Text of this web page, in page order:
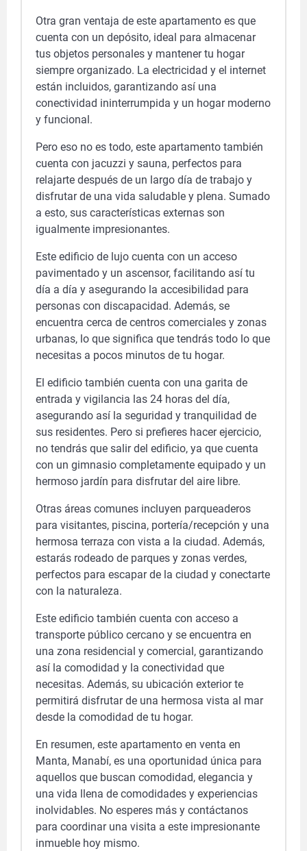
Otra gran ventaja de este apartamento es que
cuenta con un depósito, ideal para almacenar
tus objetos personales y mantener tu hogar
siempre organizado. La electricidad y el internet
están incluidos, garantizando así una
conectividad ininterrumpida y un hogar moderno
y funcional.
Pero eso no es todo, este apartamento también
cuenta con jacuzzi y sauna, perfectos para
relajarte después de un largo día de trabajo y
disfrutar de una vida saludable y plena. Sumado
a esto, sus características externas son
igualmente impresionantes.
Este edificio de lujo cuenta con un acceso
pavimentado y un ascensor, facilitando así tu
día a día y asegurando la accesibilidad para
personas con discapacidad. Además, se
encuentra cerca de centros comerciales y zonas
urbanas, lo que significa que tendrás todo lo que
necesitas a pocos minutos de tu hogar.
El edificio también cuenta con una garita de
entrada y vigilancia las 24 horas del día,
asegurando así la seguridad y tranquilidad de
sus residentes. Pero si prefieres hacer ejercicio,
no tendrás que salir del edificio, ya que cuenta
con un gimnasio completamente equipado y un
hermoso jardín para disfrutar del aire libre.
Otras áreas comunes incluyen parqueaderos
para visitantes, piscina, portería/recepción y una
hermosa terraza con vista a la ciudad. Además,
estarás rodeado de parques y zonas verdes,
perfectos para escapar de la ciudad y conectarte
con la naturaleza.
Este edificio también cuenta con acceso a
transporte público cercano y se encuentra en
una zona residencial y comercial, garantizando
así la comodidad y la conectividad que
necesitas. Además, su ubicación exterior te
permitirá disfrutar de una hermosa vista al mar
desde la comodidad de tu hogar.
En resumen, este apartamento en venta en
Manta, Manabí, es una oportunidad única para
aquellos que buscan comodidad, elegancia y
una vida llena de comodidades y experiencias
inolvidables. No esperes más y contáctanos
para coordinar una visita a este impresionante
inmueble hoy mismo.